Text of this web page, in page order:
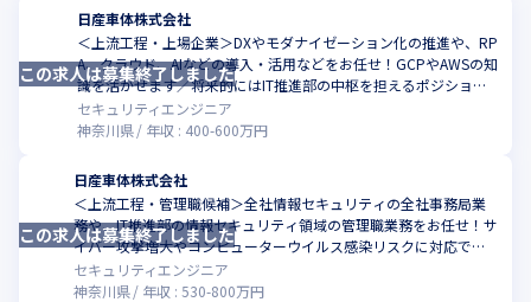
日産車体株式会社
＜上流工程・上場企業＞DXやモダナイゼーション化の推進や、RP
A、クラウド、AIなどの導入・活用などをお任せ！GCPやAWSの知
識を活かせます／将来的にはIT推進部の中枢を担えるポジション
です
セキュリティエンジニア
神奈川県
年収 : 400-600万円
この求人は募集終了しました
日産車体株式会社
＜上流工程・管理職候補＞全社情報セキュリティの全社事務局業
務や、IT推進部の情報セキュリティ領域の管理職業務をお任せ！サ
イバー攻撃増大やコンピューターウイルス感染リスクに対応でき
る環境をつくりませんか
セキュリティエンジニア
神奈川県
年収 : 530-800万円
この求人は募集終了しました